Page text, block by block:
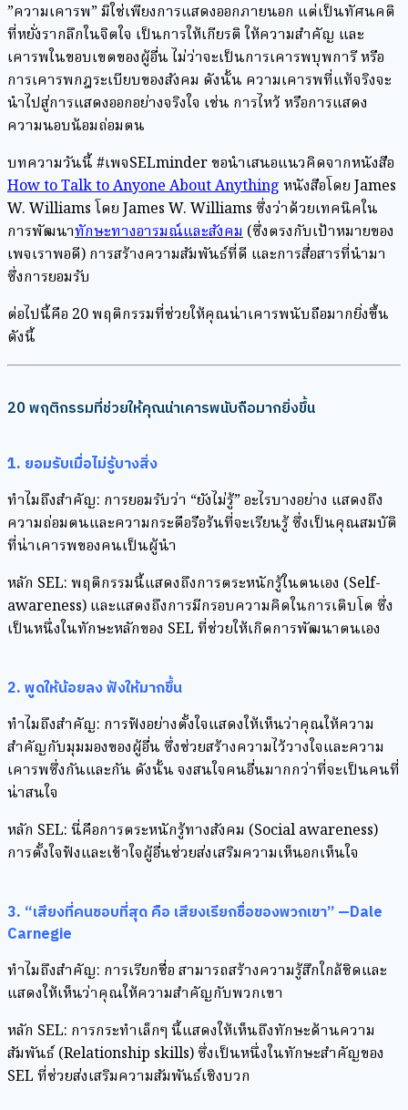
⁣”ความเคารพ” มิใช่เพียงการแสดงออกภายนอก แต่เป็นทัศนคติ
ที่หยั่งรากลึกในจิตใจ เป็นการให้เกียรติ ให้ความสำคัญ และ
เคารพในขอบเขตของผู้อื่น ไม่ว่าจะเป็นการเคารพบุพการี หรือ
การเคารพกฎระเบียบของสังคม ดังนั้น ความเคารพที่แท้จริงจะ
นำไปสู่การแสดงออกอย่างจริงใจ เช่น การไหว้ หรือการแสดง
ความนอบน้อมถ่อมตน⁣
⁣บทความวันนี้ #เพจSELminder ขอนำเสนอแนวคิดจากหนังสือ
How to Talk to Anyone About Anythingหนังสือโดย James
W. Williams โดย James W. Williams ซึ่งว่าด้วยเทคนิคใน
การพัฒนาทักษะทางอารมณ์และสังคม(ซึ่งตรงกับเป้าหมายของ
เพจเราพอดี) การสร้างความสัมพันธ์ที่ดี และการสื่อสารที่นำมา
ซึ่งการยอมรับ⁣
ต่อไปนี้คือ 20 พฤติกรรมที่ช่วยให้คุณน่าเคารพนับถือมากยิ่งขึ้น
ดังนี้⁣
20 พฤติกรรมที่ช่วยให้คุณน่าเคารพนับถือมากยิ่งขึ้น
1. ยอมรับเมื่อไม่รู้บางสิ่ง
ทำไมถึงสำคัญ: การยอมรับว่า “ยังไม่รู้” อะไรบางอย่าง แสดงถึง
ความถ่อมตนและความกระตือรือร้นที่จะเรียนรู้ ซึ่งเป็นคุณสมบัติ
ที่น่าเคารพของคนเป็นผู้นำ
หลัก SEL: พฤติกรรมนี้แสดงถึงการตระหนักรู้ในตนเอง (Self-
awareness) และแสดงถึงการมีกรอบความคิดในการเติบโต ซึ่ง
เป็นหนึ่งในทักษะหลักของ SEL ที่ช่วยให้เกิดการพัฒนาตนเอง
2. พูดให้น้อยลง ฟังให้มากขึ้น
ทำไมถึงสำคัญ: การฟังอย่างตั้งใจแสดงให้เห็นว่าคุณให้ความ
สำคัญกับมุมมองของผู้อื่น ซึ่งช่วยสร้างความไว้วางใจและความ
เคารพซึ่งกันและกัน ดังนั้น จงสนใจคนอื่นมากกว่าที่จะเป็นคนที่
น่าสนใจ
หลัก SEL: นี่คือการตระหนักรู้ทางสังคม (Social awareness)
การตั้งใจฟังและเข้าใจผู้อื่นช่วยส่งเสริมความเห็นอกเห็นใจ
3. “เสียงที่คนชอบที่สุด คือ เสียงเรียกชื่อของพวกเขา” —Dale
Carnegie
ทำไมถึงสำคัญ: การเรียกชื่อ สามารถสร้างความรู้สึกใกล้ชิดและ
แสดงให้เห็นว่าคุณให้ความสำคัญกับพวกเขา
หลัก SEL: การกระทำเล็กๆ นี้แสดงให้เห็นถึงทักษะด้านความ
สัมพันธ์ (Relationship skills) ซึ่งเป็นหนึ่งในทักษะสำคัญของ
SEL ที่ช่วยส่งเสริมความสัมพันธ์เชิงบวก